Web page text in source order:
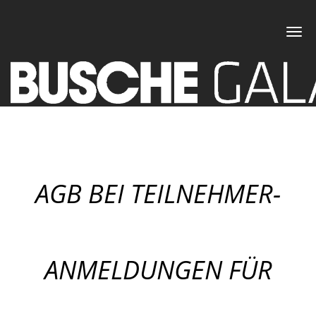
AGB BEI TEILNEHMER-
ANMELDUNGEN FÜR